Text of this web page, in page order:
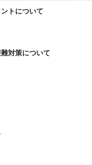
トについて
対策について